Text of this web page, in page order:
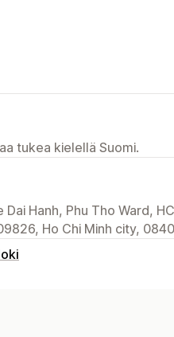
tukea kielellä Suomi.
Dai Hanh, Phu Tho Ward,
Ho Chi Minh city,